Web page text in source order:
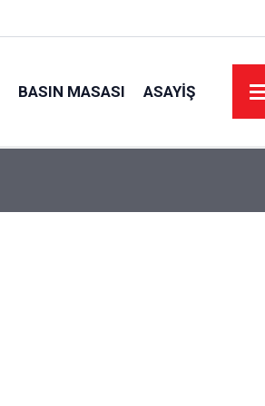
BASIN MASASI ASAYIŞ